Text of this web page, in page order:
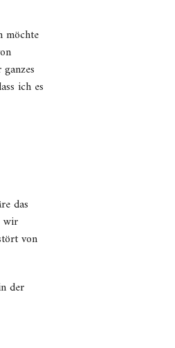
möchte
ich es
das
wir
von
der